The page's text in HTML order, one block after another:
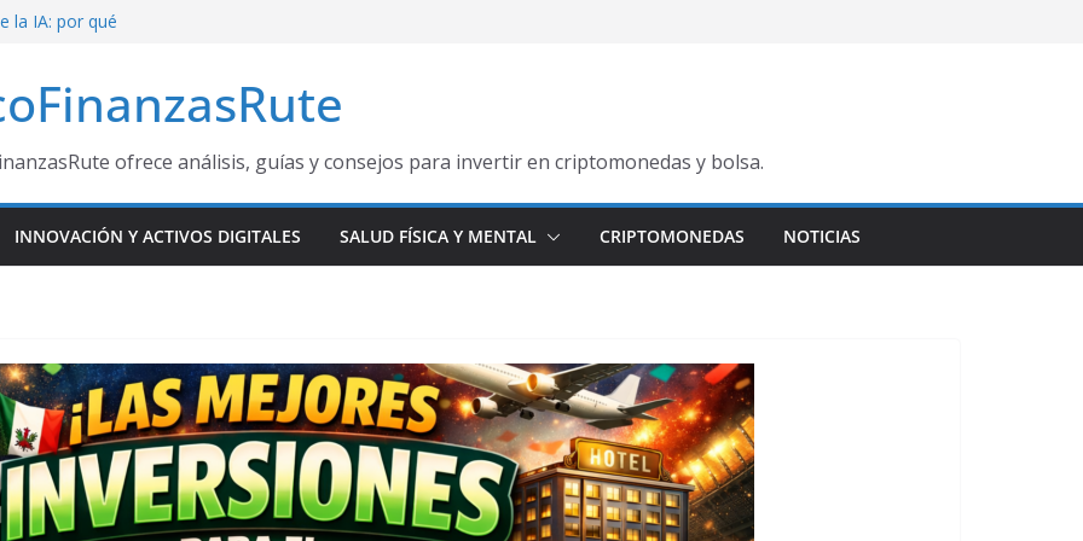
la IA: por qué
el Mundial
ganadoras
Oportunidad
miles de
ofrece análisis, guías y consejos para invertir en criptomonedas y bolsa.
INNOVACIÓN Y ACTIVOS DIGITALES SALUD FÍSICA Y MENTAL CRIPTOMONEDAS NOTICIAS